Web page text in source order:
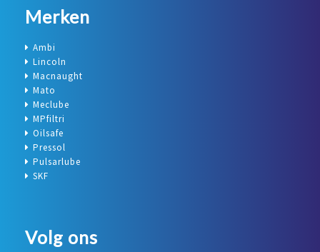
Merken
Ambi
Lincoln
Macnaught
Mato
Meclube
MPfiltri
Oilsafe
Pressol
Pulsarlube
SKF
Volg ons